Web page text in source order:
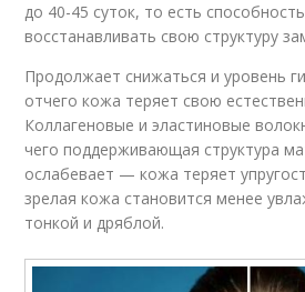
до 40-45 суток, то есть
восстанавливать свою структуру
Продолжает снижаться и уровень
отчего кожа теряет свою
Коллагеновые и эластиновые
чего поддерживающая структура
ослабевает — кожа теряет
зрелая кожа становится менее
тонкой и дряблой.